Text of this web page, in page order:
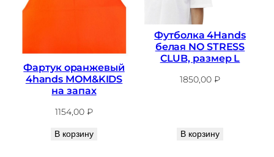
Фартук оранжевый
4hands MOM&KIDS
на запах
1154,00 ₽
В корзину
Футболка 4Hands
белая NO STRESS
CLUB, размер L
1850,00 ₽
В корзину